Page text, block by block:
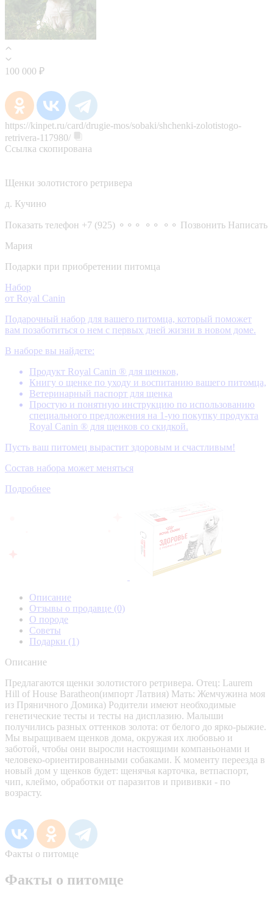
100 000 ₽
https://kinpet.ru/card/drugie-mos/sobaki/shchenki-zolotistogo-
retrivera-117980/
Ссылка скопирована
Щенки золотистого ретривера
д. Кучино
Показать телефон +7 (925) ⚬⚬⚬ ⚬⚬ ⚬⚬ Позвонить Написать
Мария
Подарки при приобретении питомца
Набор
от Royal Canin
Подарочный набор для вашего питомца, который поможет
вам позаботиться о нем с первых дней жизни в новом доме.
В наборе вы найдете:
Продукт Royal Canin ® для щенков,
Книгу о щенке по уходу и воспитанию вашего питомца,
Ветеринарный паспорт для щенка
Простую и понятную инструкцию по использованию
специального предложения на 1-ую покупку продукта
Royal Canin ® для щенков со скидкой.
Пусть ваш питомец вырастит здоровым и счастливым!
Состав набора может меняться
Подробнее
Описание
Отзывы о продавце (0)
О породе
Советы
Подарки (1)
Описание
Предлагаются щенки золотистого ретривера. Отец: Laurem
Hill of House Baratheon(импорт Латвия) Мать: Жемчужина моя
из Пряничного Домика) Родители имеют необходимые
генетические тесты и тесты на дисплазию. Малыши
получились разных оттенков золота: от белого до ярко-рыжие.
Мы выращиваем щенков дома, окружая их любовью и
заботой, чтобы они выросли настоящими компаньонами и
человеко-ориентированными собаками. К моменту переезда в
новый дом у щенков будет: щенячья карточка, ветпаспорт,
чип, клеймо, обработки от паразитов и прививки - по
возрасту.
Факты о питомце
Факты о питомце